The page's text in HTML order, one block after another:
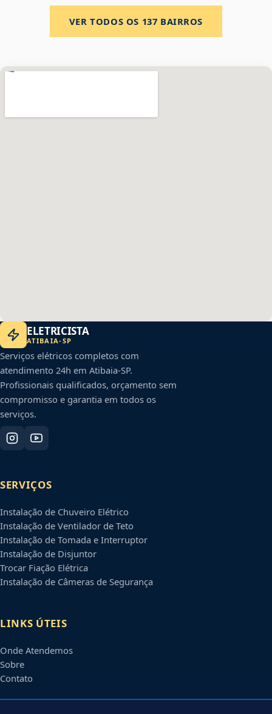
VER TODOS OS 137 BAIRROS
ELETRICISTA
ATIBAIA-SP
Serviços elétricos completos com
atendimento 24h em Atibaia-SP.
Profissionais qualificados, orçamento sem
compromisso e garantia em todos os
serviços.
SERVIÇOS
Instalação de Chuveiro Elétrico
Instalação de Ventilador de Teto
Instalação de Tomada e Interruptor
Instalação de Disjuntor
Trocar Fiação Elétrica
Instalação de Câmeras de Segurança
LINKS ÚTEIS
Onde Atendemos
Sobre
Contato